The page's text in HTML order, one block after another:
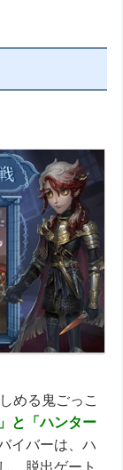
める鬼ごっこ
と「ハンター
イバーは、ハ
、脱出ゲート